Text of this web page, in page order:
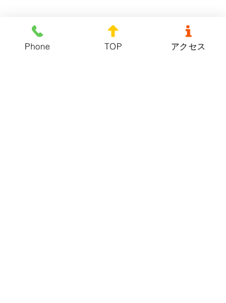
より良いメガネをお選びいただくための
Phone TOP アクセス